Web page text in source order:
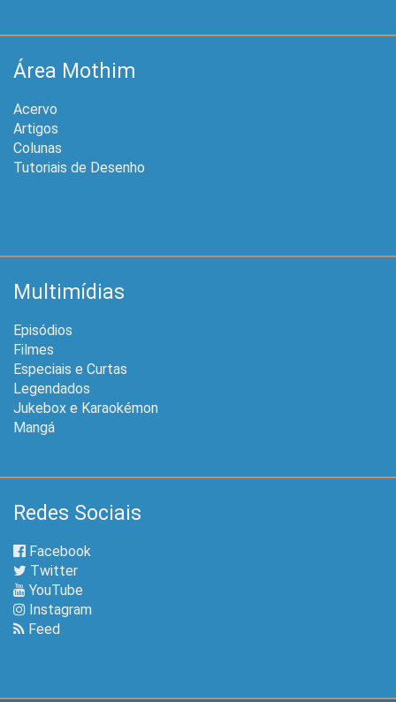
Área Mothim
Acervo
Artigos
Colunas
Tutoriais de Desenho
Multimídias
Episódios
Filmes
Especiais e Curtas
Legendados
Jukebox e Karaokémon
Mangá
Redes Sociais
Facebook
Twitter
YouTube
Instagram
Feed